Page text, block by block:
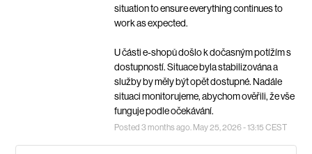
situation to ensure everything continues to
work as expected.
U části e-shopů došlo k dočasným potížím s
dostupností. Situace byla stabilizována a
služby by měly být opět dostupné. Nadále
situaci monitorujeme, abychom ověřili, že vše
funguje podle očekávání.
Posted 3months ago. May25 2026-13:15 CEST